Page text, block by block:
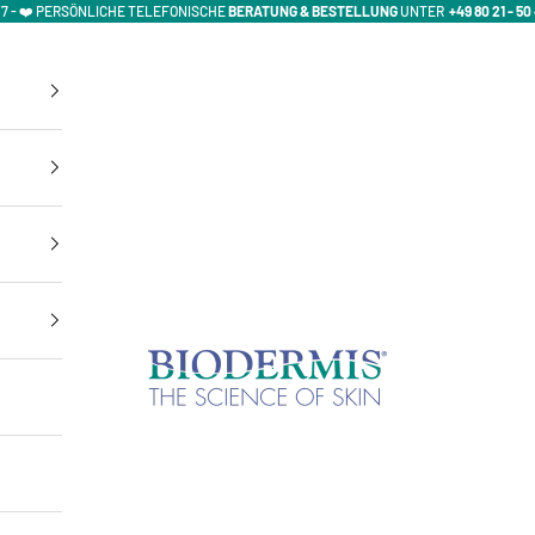
- ❤️ PERSÖNLICHE TELEFONISCHEBERATUNG & BESTELLUNGUNTER +49 80 21 - 50
Biodermis-Shop | Offizieller Biodermis & Marena